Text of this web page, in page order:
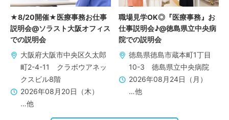
★8/20開催★医療事務お仕事
説明会@ソラスト大阪オフィス
での説明会
大阪府大阪市中央区久太郎
町2-4-11 クラボウアネッ
クスビル8階
2026年08月20日（木）
…他
職場見学OK◎『医療事務』お
仕事説明会♪@徳島県立中央病
院での説明会
徳島県徳島市蔵本町1丁目
10-3 徳島県立中央病院
2026年08月24日（月）
…他